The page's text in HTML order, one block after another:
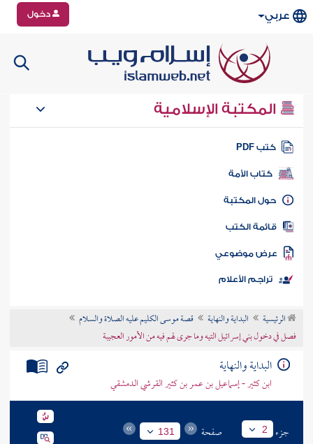
عربي دخول
المكتبة الإسلامية
كتب PDF
كتاب الأمة
المكتبة
الكتب
موضوعي
تراجم الأعلام
الرئيسية البداية والنهاية
قصة موسى الكليم عليه الصلاة والسلام
فصل في دخول بني إسرائيل التيه وما جرى لهم فيه من الأمور العجيبة
البداية والنهاية
ابن كثير - إسماعيل بن عمر بن كثير القرشي الدمشقي
جزء 2 صفحة 131